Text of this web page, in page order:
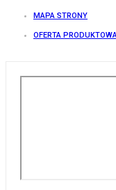
MAPA STRONY
OFERTA